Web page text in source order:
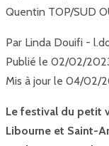
Quentin TOP/SUD
Par Linda Douifi -
Publié le 02/02/
Mis à jour le 04/02/
Le festival du petit
Libourne et Saint-